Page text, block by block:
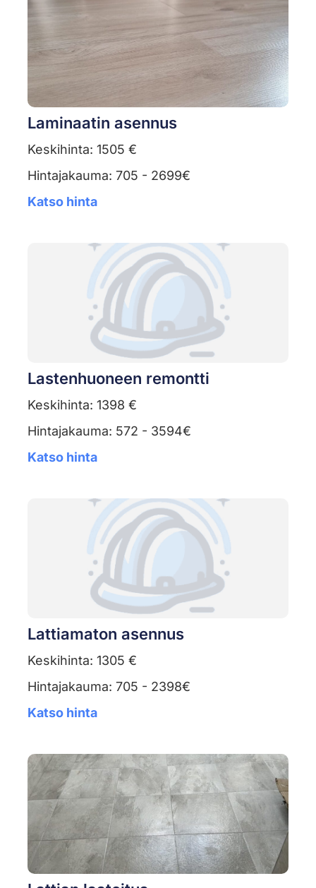
Laminaatin asennus
Keskihinta: 1505 €
Hintajakauma: 705 - 2699€
Katso hinta
Lastenhuoneen remontti
Keskihinta: 1398 €
Hintajakauma: 572 - 3594€
Katso hinta
Lattiamaton asennus
Keskihinta: 1305 €
Hintajakauma: 705 - 2398€
Katso hinta